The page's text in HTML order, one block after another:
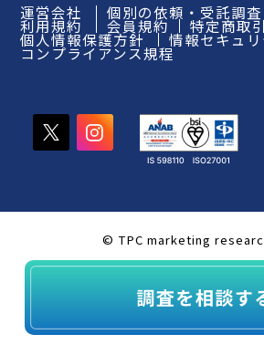
運営会社 個別の依頼・受託調査
利用規約 会員規約 特定商取
個人情報保護方針 情報セキュ
コンプライアンス規程
© TPC marketing